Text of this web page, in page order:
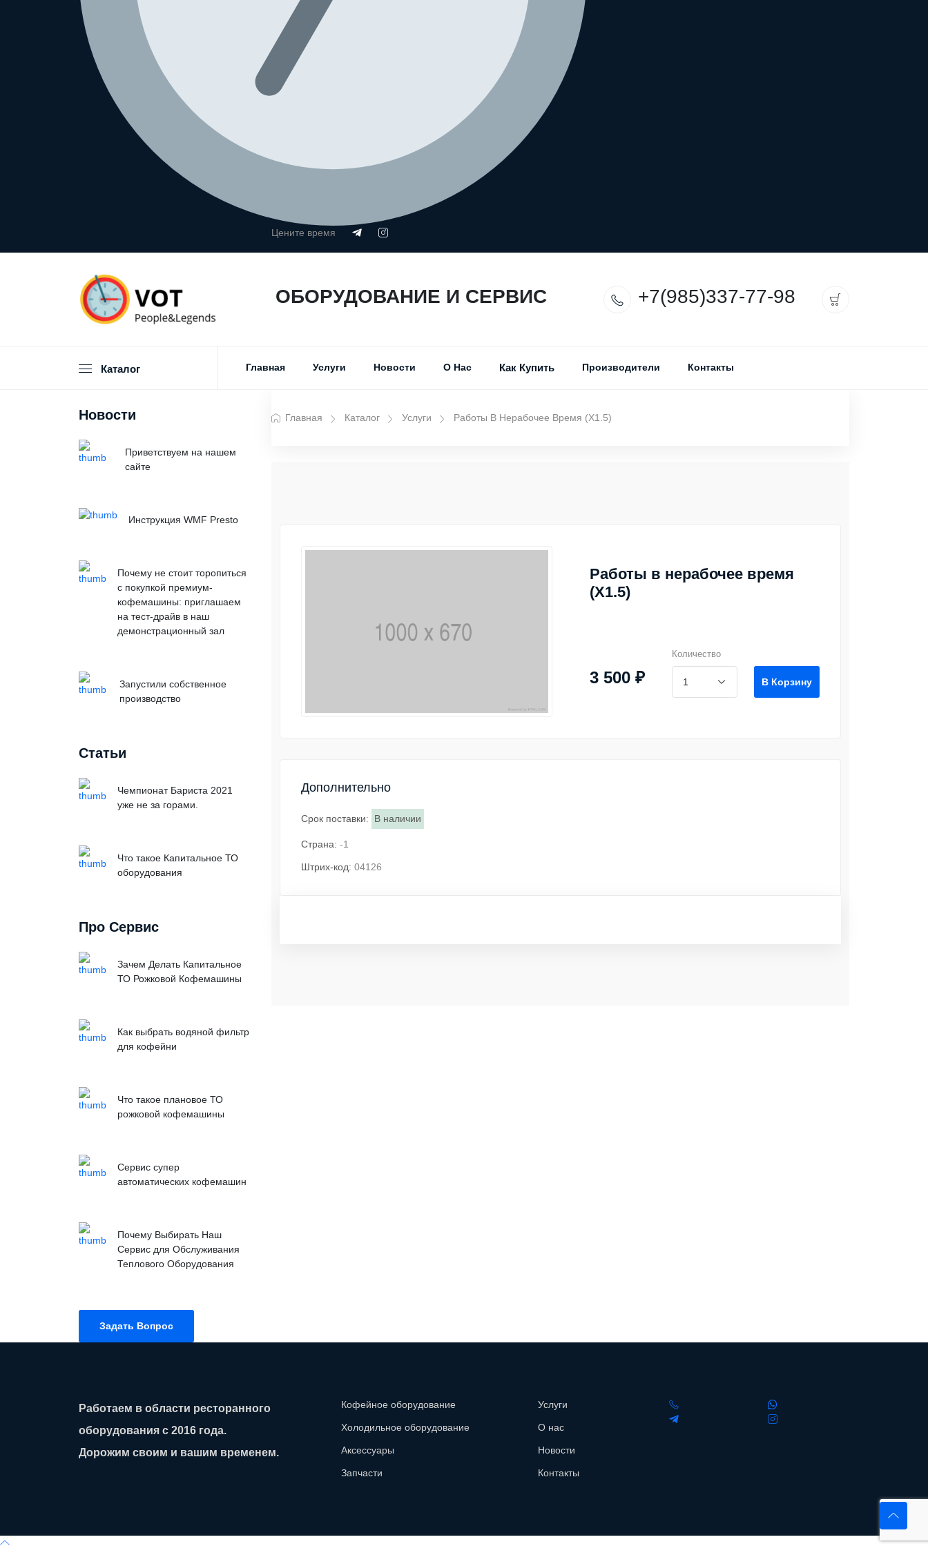
Цените время
ОБОРУДОВАНИЕ И СЕРВИС +7(985)337-77-98
Каталог Главная Услуги Новости О Нас Как Купить Производители Контакты
Новости
Приветствуем на нашем
сайте
Инструкция WMF Presto
Почему не стоит торопиться
с покупкой премиум-
кофемашины: приглашаем
на тест-драйв в наш
демонстрационный зал
Запустили собственное
производство
Статьи
Чемпионат Бариста 2021
уже не за горами.
Что такое Капитальное ТО
оборудования
Про Сервис
Зачем Делать Капитальное
ТО Рожковой Кофемашины
Как выбрать водяной фильтр
для кофейни
Что такое плановое ТО
рожковой кофемашины
Сервис супер
автоматических кофемашин
Почему Выбирать Наш
Сервис для Обслуживания
Теплового Оборудования
Задать Вопрос
Главная Каталог Услуги Работы В Нерабочее Время (Х1.5)
Работы в нерабочее время
(Х1.5)
3 500 ₽
Количество
В Корзину
Дополнительно
Срок поставки: В наличии
Страна: -1
Штрих-код: 04126
Работаем в области ресторанного
оборудования с 2016 года.
Дорожим своим и вашим временем.
Кофейное оборудование
Холодильное оборудование
Аксессуары
Запчасти
Услуги
О нас
Новости
Контакты